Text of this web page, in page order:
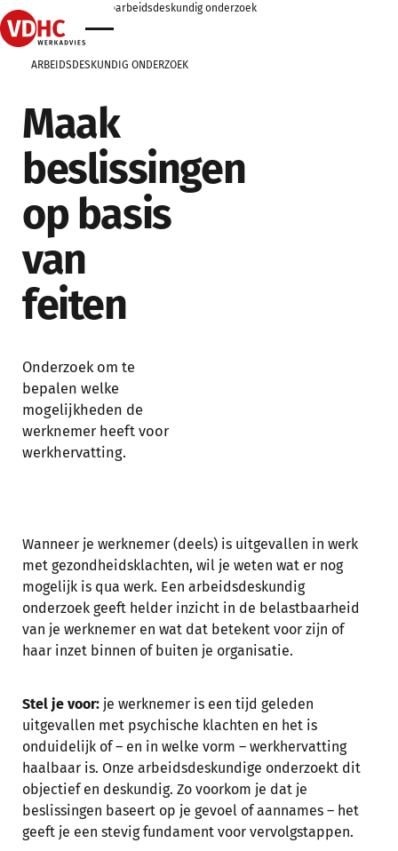
home
home arbeidsdeskundig onderzoek
ARBEIDSDESKUNDIG ONDERZOEK
Maak
beslissingen
op basis
van
feiten
Onderzoek om te
bepalen welke
mogelijkheden de
werknemer heeft voor
werkhervatting.
Wanneer je werknemer (deels) is uitgevallen in werk
met gezondheidsklachten, wil je weten wat er nog
mogelijk is qua werk. Een arbeidsdeskundig
onderzoek geeft helder inzicht in de belastbaarheid
van je werknemer en wat dat betekent voor zijn of
haar inzet binnen of buiten je organisatie.
Stel je voor: je werknemer is een tijd geleden
uitgevallen met psychische klachten en het is
onduidelijk of – en in welke vorm – werkhervatting
haalbaar is. Onze arbeidsdeskundige onderzoekt dit
objectief en deskundig. Zo voorkom je dat je
beslissingen baseert op je gevoel of aannames – het
geeft je een stevig fundament voor vervolgstappen.